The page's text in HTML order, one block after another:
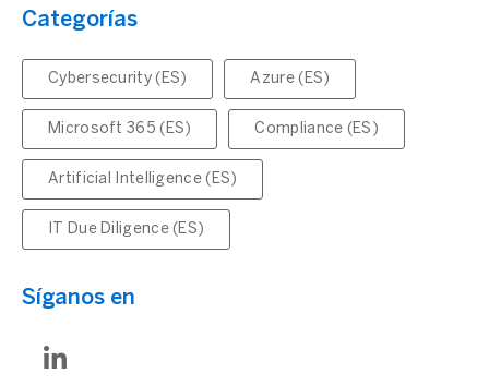
Categorías
Cybersecurity (ES) Azure (ES)
Microsoft 365 (ES) Compliance (ES)
Artificial Intelligence (ES)
IT Due Diligence (ES)
Síganos en